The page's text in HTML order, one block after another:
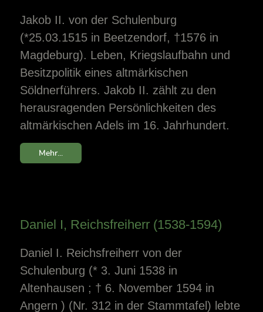
Jakob II. von der Schulenburg
(*25.03.1515 in Beetzendorf, †1576 in
Magdeburg). Leben, Kriegslaufbahn und
Besitzpolitik eines altmärkischen
Söldnerführers. Jakob II. zählt zu den
herausragenden Persönlichkeiten des
altmärkischen Adels im 16. Jahrhundert.
Mehr...
Daniel I, Reichsfreiherr (1538-1594)
Daniel I. Reichsfreiherr von der
Schulenburg (* 3. Juni 1538 in
Altenhausen ; † 6. November 1594 in
Angern ) (Nr. 312 in der Stammtafel) lebte